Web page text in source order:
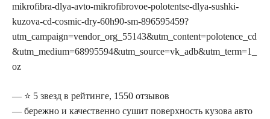
mikrofibra-dlya-avto-mikrofibrovoe-polotentse-dlya-sushki-
kuzova-cd-cosmic-dry-60h90-sm-896595459?
utm_campaign=vendor_org_55143&utm_content=polotence_cd
&utm_medium=68995594&utm_source=vk_adb&utm_term=1_
oz
— ⭐ 5 звезд в рейтинге, 1550 отзывов
— бережно и качественно сушит поверхность кузова авто